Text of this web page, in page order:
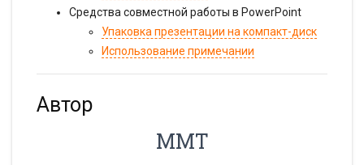
Средства совместной работы в PowerPoint
Упаковка презентации на компакт-диск
Использование примечании
Автор
ММТ